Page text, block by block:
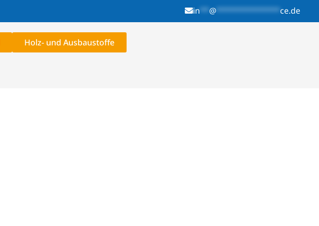
in**@**************ce.de
Holz- und Ausbaustoffe